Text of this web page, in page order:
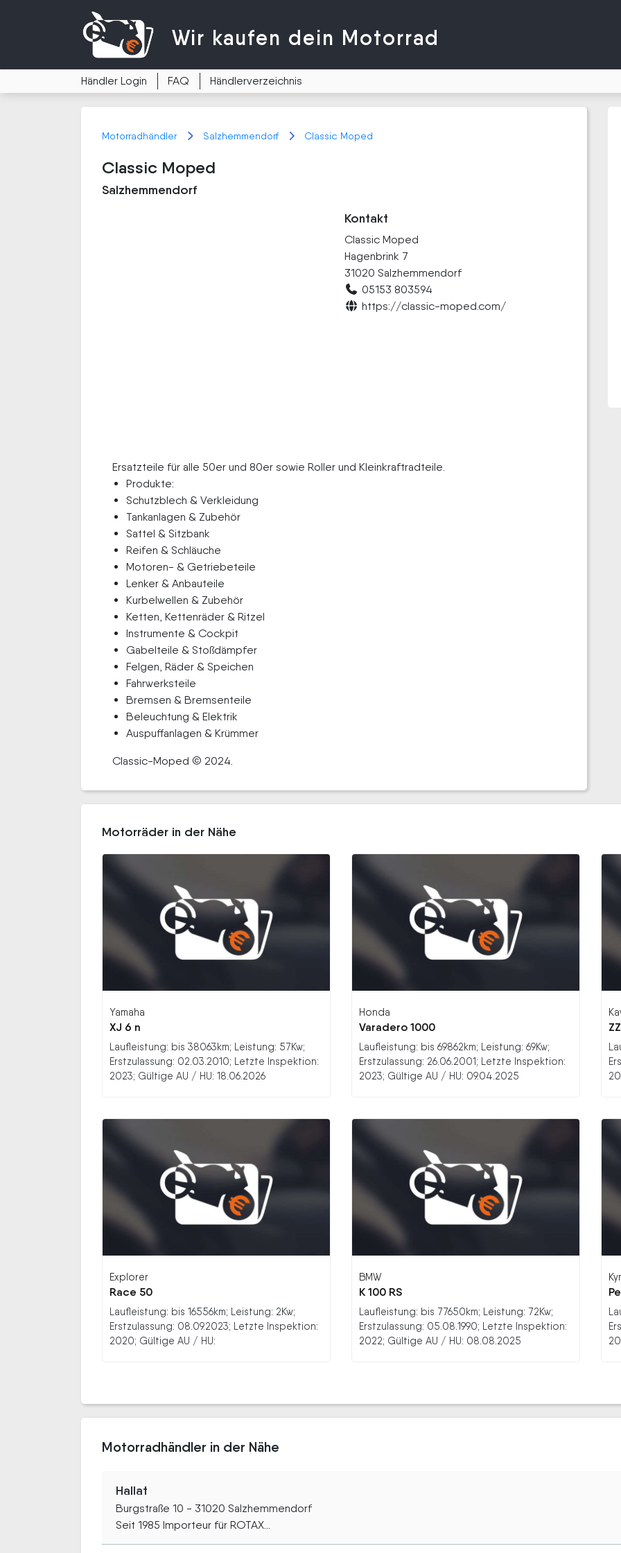
Wir kaufen dein Motorrad
Händler Login FAQ Händlerverzeichnis
Motorradhändler Salzhemmendorf Classic Moped
Classic Moped
Salzhemmendorf
Kontakt
Classic Moped
Hagenbrink 7
31020 Salzhemmendorf
05153 803594
https://classic-moped.com/
Ersatzteile für alle 50er und 80er sowie Roller und Kleinkraftradteile.
Produkte:
Schutzblech & Verkleidung
Tankanlagen & Zubehör
Sattel & Sitzbank
Reifen & Schläuche
Motoren- & Getriebeteile
Lenker & Anbauteile
Kurbelwellen & Zubehör
Ketten, Kettenräder & Ritzel
Instrumente & Cockpit
Gabelteile & Stoßdämpfer
Felgen, Räder & Speichen
Fahrwerksteile
Bremsen & Bremsenteile
Beleuchtung & Elektrik
Auspuffanlagen & Krümmer
Classic-Moped © 2024.
Motorräder in der Nähe
Yamaha
XJ 6 n
Laufleistung: bis 38063km; Leistung: 57Kw;
Erstzulassung: 02.03.2010; Letzte Inspektion:
2023; Gültige AU / HU: 18.06.2026
Honda
Varadero 1000
Laufleistung: bis 69862km; Leistung: 69Kw;
Erstzulassung: 26.06.2001; Letzte Inspektion:
2023; Gültige AU / HU: 09.04.2025
Explorer
Race 50
Laufleistung: bis 16556km; Leistung: 2Kw;
Erstzulassung: 08.09.2023; Letzte Inspektion:
2020; Gültige AU / HU:
BMW
K 100 RS
Laufleistung: bis 77650km; Leistung: 72Kw;
Erstzulassung: 05.08.1990; Letzte Inspektion:
2022; Gültige AU / HU: 08.08.2025
Motorradhändler in der Nähe
Hallat
Burgstraße 10 - 31020 Salzhemmendorf
Seit 1985 Importeur für ROTAX...